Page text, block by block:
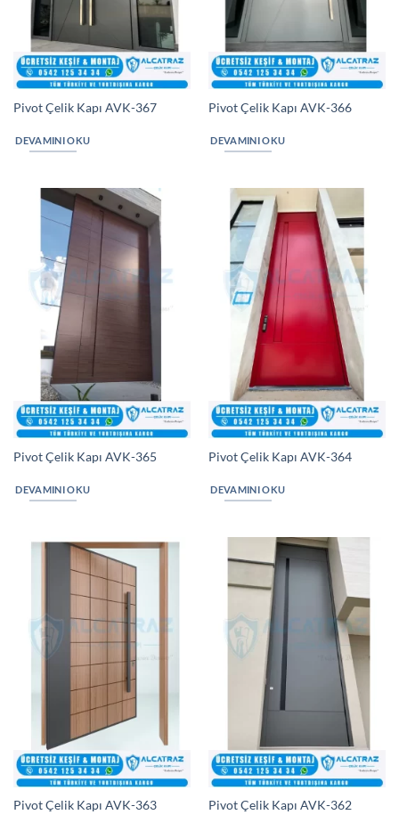
Pivot Çelik Kapı AVK-367
DEVAMINI OKU
Pivot Çelik Kapı AVK-366
DEVAMINI OKU
Pivot Çelik Kapı AVK-365
DEVAMINI OKU
Pivot Çelik Kapı AVK-364
DEVAMINI OKU
Pivot Çelik Kapı AVK-363 Pivot Çelik Kapı AVK-362